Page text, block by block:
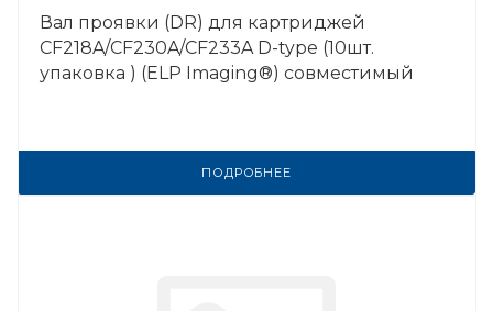
Вал проявки (DR) для картриджей
CF218A/CF230A/CF233A D-type (10шт.
упаковка ) (ELP Imaging®) совместимый
ПОДРОБНЕЕ